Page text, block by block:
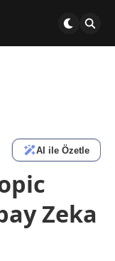
AI ile Özetle
Zeka